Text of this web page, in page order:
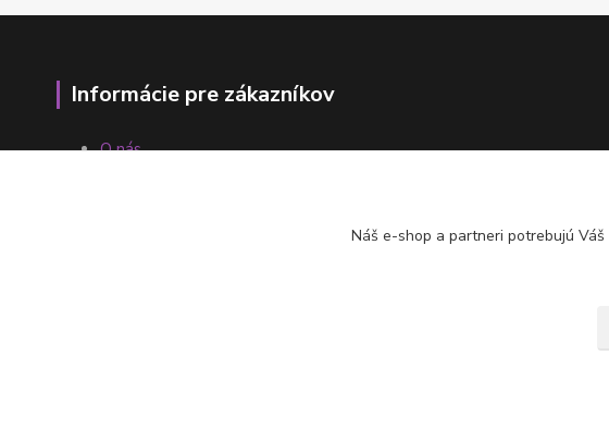
Informácie pre zákazníkov
O nás
Náš e-shop a partneri potrebujú Váš